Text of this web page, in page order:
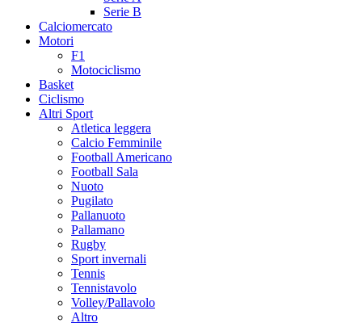
Serie B
Calciomercato
Motori
F1
Motociclismo
Basket
Ciclismo
Altri Sport
Atletica leggera
Calcio Femminile
Football Americano
Football Sala
Nuoto
Pugilato
Pallanuoto
Pallamano
Rugby
Sport invernali
Tennis
Tennistavolo
Volley/Pallavolo
Altro